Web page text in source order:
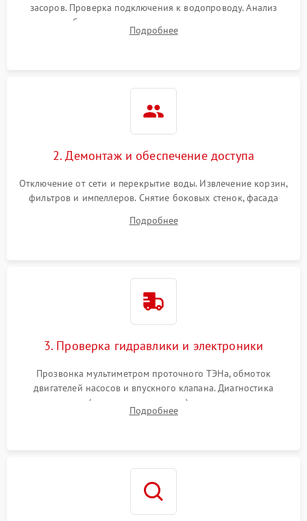
засоров. Проверка подключения к водопроводу. Анализ
жалоб на отсутствие слива, нагрева, вращения
разбрызгивателей или срабатывание системы защиты
Подробнее
2. Демонтаж и обеспечение доступа
Отключение от сети и перекрытие воды. Извлечение корзин,
фильтров и импеллеров. Снятие боковых стенок, фасада
циркуляционному насосу, ТЭНу и сливной помпе.
Подробнее
3. Проверка гидравлики и электроники
Прозвонка мультиметром проточного ТЭНа, обмоток
двигателей насосов и впускного клапана. Диагностика
прессостата (датчика уровня воды), датчика мутности,
концевика дверцы и электронного модуля управления.
Подробнее